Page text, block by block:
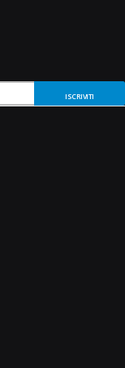
ISCRIVITI